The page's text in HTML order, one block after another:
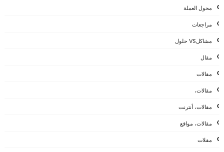
محول العملة
مراجعات
مشاكلVS حلول
مقال
مقالات
مقالات،
مقالات، أنترنت
مقالات، مواقع
مقلات